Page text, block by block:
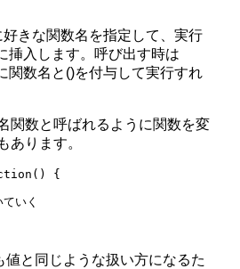
きな関数名を指定して、実行
挿入します。呼び出す時は
関数名と()を付与して実行すれ
関数と呼ばれるように関数を変
あります。
{
いく
と同じような扱い方になるた